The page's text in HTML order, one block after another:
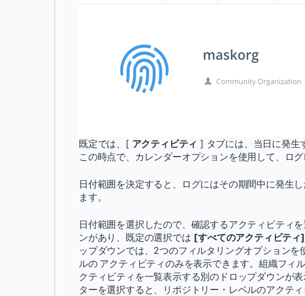
既定では、[ アクティビティ ] タブには、当日に発生
この時点で、カレンダーオプションを使用して、ロ
日付範囲を決定すると、ログにはその期間中に発生
ます。
日付範囲を選択したので、確認するアクティビティ
ンがあり、既定の選択では [すべてのアクティビティ]
ップダウンでは、2つのフィルタリングオプションを
ルの アクティビティのみを表示できます。組織フィ
クティビティを一覧表示する別のドロップダウンが
ターを選択すると、リポジトリー・レベルのアクテ